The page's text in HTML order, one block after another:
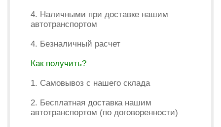
4. Наличными при доставке нашим
автотранспортом
4. Безналичный расчет
Как получить?
1. Самовывоз с нашего склада
2. Бесплатная доставка нашим
автотранспортом (по договоренности)